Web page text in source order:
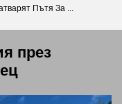
Пътя За ...
през